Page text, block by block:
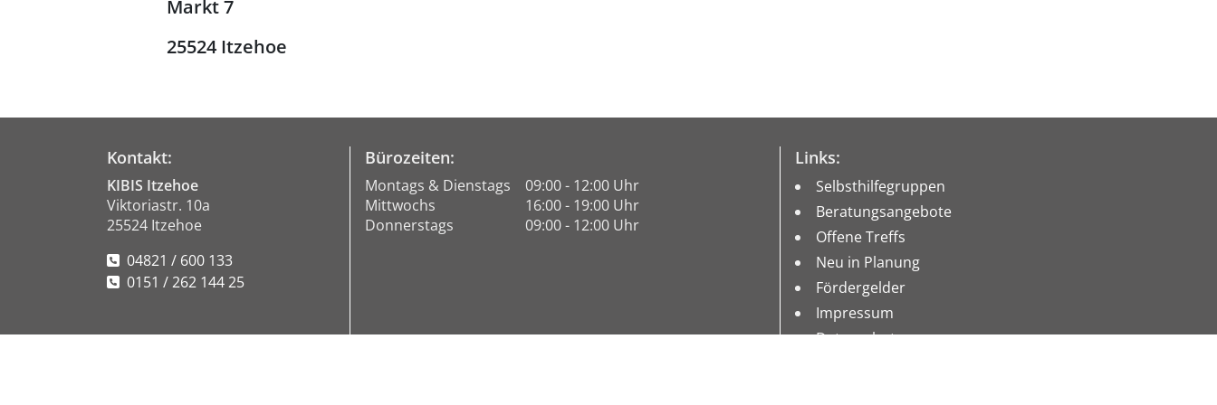
Markt 7
25524 Itzehoe
Kontakt:
KIBIS Itzehoe
Viktoriastr. 10a
25524 Itzehoe
04821 / 600 133
0151 / 262 144 25
Bürozeiten:
Montags & Dienstags
09:00 - 12:00 Uhr
Mittwochs
16:00 - 19:00 Uhr
Donnerstags
09:00 - 12:00 Uhr
Links:
Selbsthilfegruppen
Beratungsangebote
Offene Treffs
Neu in Planung
Fördergelder
Impressum
Datenschutz